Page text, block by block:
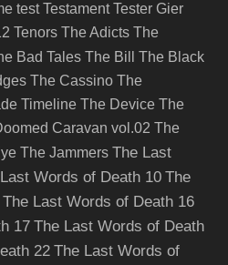
test Testament Tester Gier
Tenors The Adicts The
Bad Tales The Bill
The Black
The Cassino The
Timeline The Device The
Caravan vol.02 The
The Jammers The Last
Words of Death 10 The
The Last Words of Death 16
17 The Last Words of Death
22 The Last Words of